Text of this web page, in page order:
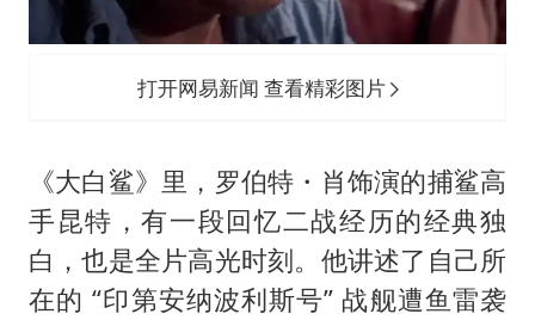
打开网易新闻 查看精彩图片
《大白鲨》里，罗伯特・肖饰演的捕鲨高
手昆特，有一段回忆二战经历的经典独
白，也是全片高光时刻。他讲述了自己所
在的 “印第安纳波利斯号” 战舰遭鱼雷袭